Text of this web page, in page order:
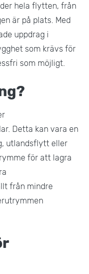
hela flytten, från
är på plats. Med
uppdrag i
som krävs för
som möjligt.
Detta kan vara en
utlandsflytt eller
för att lagra
från mindre